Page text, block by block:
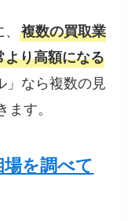
、複数の買取業
り高額になる
」なら複数の見
す。
を調べて